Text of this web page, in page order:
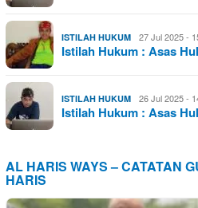
ISTILAH HUKUM 27 Jul 2025 -
Istilah Hukum : Asas
ISTILAH HUKUM 26 Jul 2025 -
Istilah Hukum : Asas
AL HARIS WAYS – CATATAN
HARIS